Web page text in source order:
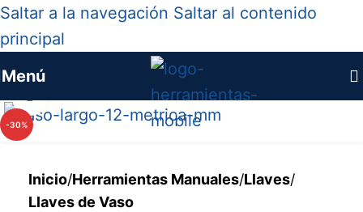
Saltar a la navegación Saltar al contenido
principal
Menú
-30%
Haga clic para ampliar
Inicio/Herramientas Manuales/Llaves/
Llaves de Vaso